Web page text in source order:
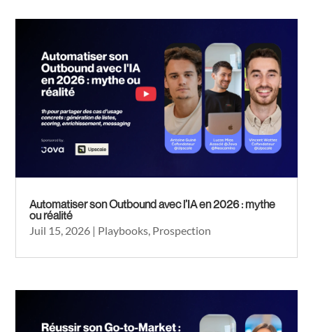
Automatiser son Outbound avec l’IA en 2026 : mythe
ou réalité
Juil 15, 2026 | Playbooks Prospection